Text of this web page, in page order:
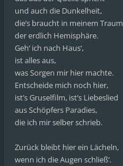
und auch die Dunkelheit,
die’s braucht in meinem Traum
der erdlich Hemisphäre.
Geh‘ ich nach Haus‘,
ist alles aus,
was Sorgen mir hier machte.
Entscheide mich noch hier,
ist’s Gruselfilm, ist’s Liebeslied
aus Schöpfers Paradies,
die ich mir selber schrieb.
Zurück bleibt hier ein Lächeln,
wenn ich die Augen schließ‘.